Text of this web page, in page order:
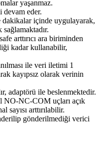
yaşanmaz.
devam eder.
içinde uygulayarak,
arttırıcı ara biriminden
kadar kullanabilir,
ile veri iletimi 1
kayıpsız olarak verinin
adaptörü ile beslenmektedir.
NO-NC-COM uçları açık
sayısı arttırılabilir.
gönderilmediği verici